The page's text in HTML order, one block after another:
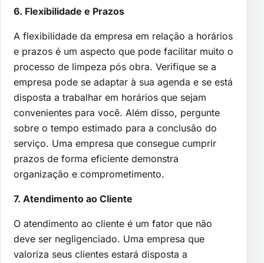
6. Flexibilidade e Prazos
A flexibilidade da empresa em relação a horários
e prazos é um aspecto que pode facilitar muito o
processo de limpeza pós obra. Verifique se a
empresa pode se adaptar à sua agenda e se está
disposta a trabalhar em horários que sejam
convenientes para você. Além disso, pergunte
sobre o tempo estimado para a conclusão do
serviço. Uma empresa que consegue cumprir
prazos de forma eficiente demonstra
organização e comprometimento.
7. Atendimento ao Cliente
O atendimento ao cliente é um fator que não
deve ser negligenciado. Uma empresa que
valoriza seus clientes estará disposta a